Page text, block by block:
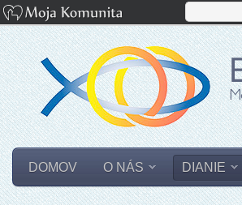
DOMOV O NÁS DIANIE